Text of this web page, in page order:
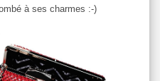
à ses charmes :-)